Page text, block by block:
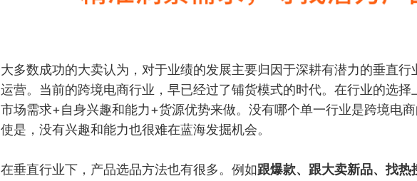
大多数成功的大卖认为，对于业绩的发展主要归因于深耕有潜力的垂直行
运营。当前的跨境电商行业，早已经过了铺货模式的时代。在行业的选择
市场需求+自身兴趣和能力+货源优势来做。没有哪个单一行业是跨境电
使是，没有兴趣和能力也很难在蓝海发掘机会。
在垂直行业下，产品选品方法也有很多。例如跟爆款、跟大卖新品、找热